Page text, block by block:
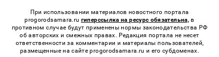
При использовании материалов новостного портала
progorodsamara.ru гиперссылка на ресурс обязательна, в
противном случае будут применены нормы законодательства РФ
об авторских и смежных правах. Редакция портала не несет
ответственности за комментарии и материалы пользователей,
размещенные на сайте progorodsamara.ru и его субдоменах.